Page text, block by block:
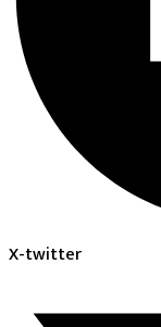
X-twitter